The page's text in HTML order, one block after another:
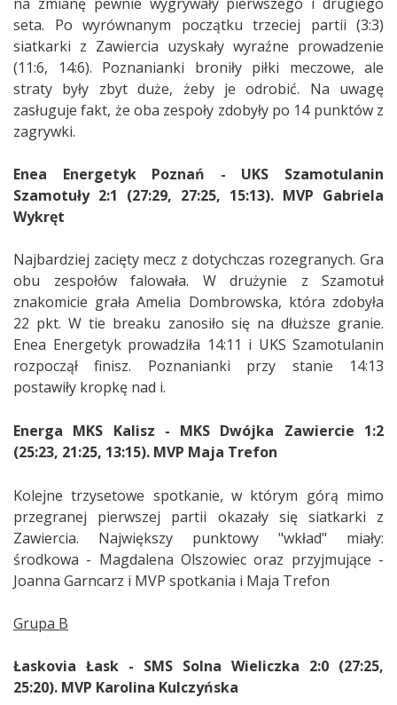
na zmianę pewnie wygrywały pierwszego i drugiego
seta. Po wyrównanym początku trzeciej partii (3:3)
siatkarki z Zawiercia uzyskały wyraźne prowadzenie
(11:6, 14:6). Poznanianki broniły piłki meczowe, ale
straty były zbyt duże, żeby je odrobić. Na uwagę
zasługuje fakt, że oba zespoły zdobyły po 14 punktów z
zagrywki.
Enea Energetyk Poznań - UKS Szamotulanin
Szamotuły 2:1 (27:29, 27:25, 15:13). MVP Gabriela
Wykręt
Najbardziej zacięty mecz z dotychczas rozegranych. Gra
obu zespołów falowała. W drużynie z Szamotuł
znakomicie grała Amelia Dombrowska, która zdobyła
22 pkt. W tie breaku zanosiło się na dłuższe granie.
Enea Energetyk prowadziła 14:11 i UKS Szamotulanin
rozpoczął finisz. Poznanianki przy stanie 14:13
postawiły kropkę nad i.
Energa MKS Kalisz - MKS Dwójka Zawiercie 1:2
(25:23, 21:25, 13:15). MVP Maja Trefon
Kolejne trzysetowe spotkanie, w którym górą mimo
przegranej pierwszej partii okazały się siatkarki z
Zawiercia. Największy punktowy "wkład" miały:
środkowa - Magdalena Olszowiec oraz przyjmujące -
Joanna Garncarz i MVP spotkania i Maja Trefon
Grupa B
Łaskovia Łask - SMS Solna Wieliczka 2:0 (27:25,
25:20). MVP Karolina Kulczyńska